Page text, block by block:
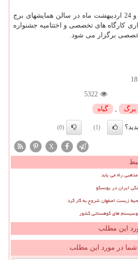
این جشنواره در ایام 23 و 24 اردیبهشت ماه در سالن همایشهای برج
كارگاه های تخصصی و اختتامیه جشنواره
برگزار می شود.
5322
برگ , گیاه
(1)
(0)
X
راه می یابد
ایران در یونسکو
زیست اصفهان شروع به کار کرد
های کوهستانی کشور
این مطلب
در مورد این مطلب